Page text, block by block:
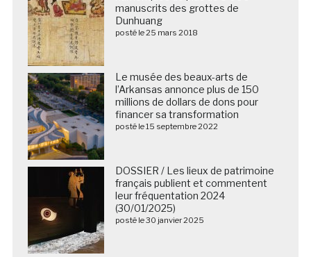
manuscrits des grottes de
Dunhuang
posté le 25 mars 2018
Le musée des beaux-arts de
l’Arkansas annonce plus de 150
millions de dollars de dons pour
financer sa transformation
posté le 15 septembre 2022
DOSSIER / Les lieux de patrimoine
français publient et commentent
leur fréquentation 2024
(30/01/2025)
posté le 30 janvier 2025